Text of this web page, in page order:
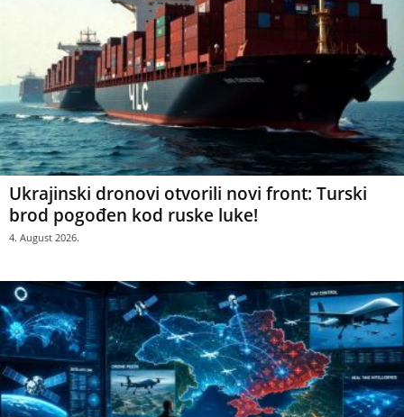
Ukrajinski dronovi otvorili novi front: Turski
brod pogođen kod ruske luke!
4. August 2026.